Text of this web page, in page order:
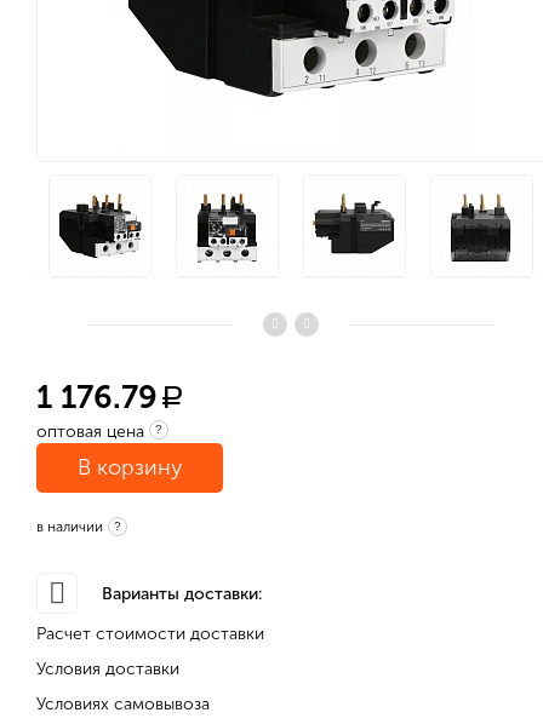
1 176.79 a
оптовая цена ?
В корзину
в наличии ?
Варианты доставки:
Расчет стоимости доставки
Условия доставки
Условиях самовывоза